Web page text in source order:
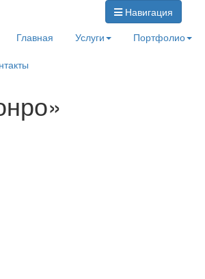
Навигация
Главная
Услуги Портфолио